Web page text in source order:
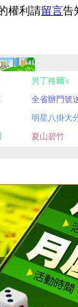
權利請留言告